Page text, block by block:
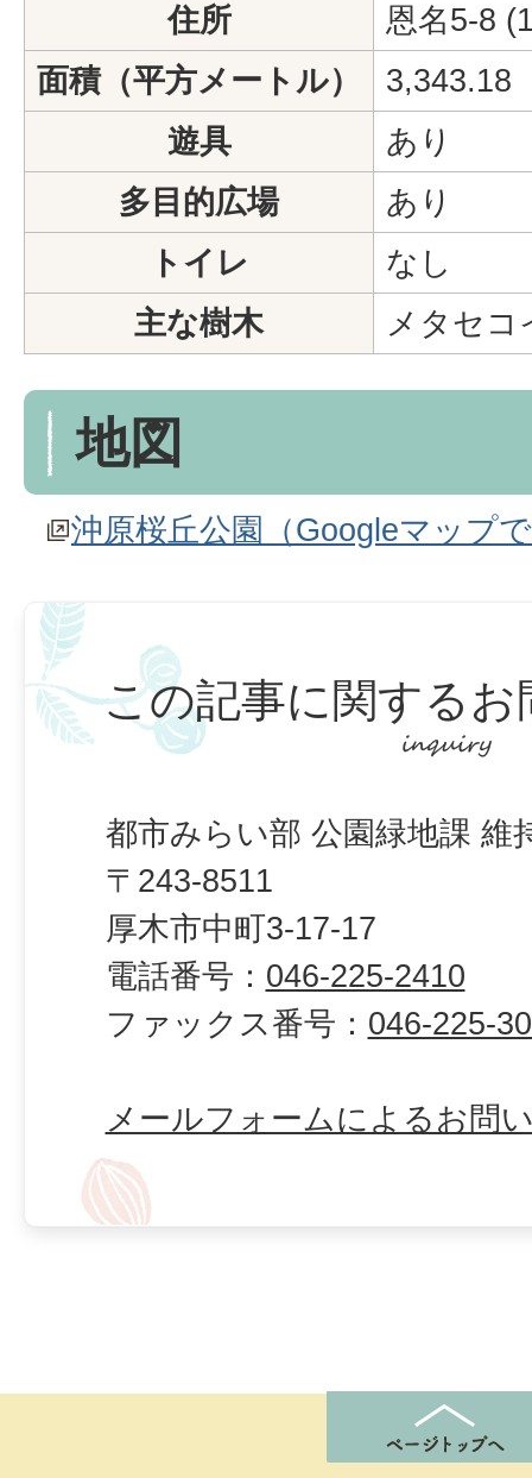
住所
恩名5-8
面積（平方メートル）
3,343.18
遊具
あり
多目的広場
あり
トイレ
なし
主な樹木
メタセコ
地図
沖原桜丘公園（Googleマップ
この記事に関するお
都市みらい部 公園緑地課 維
〒243-8511
厚木市中町3-17-17
電話番号： 046-225-2410
ファックス番号： 046-225-
メールフォームによるお問